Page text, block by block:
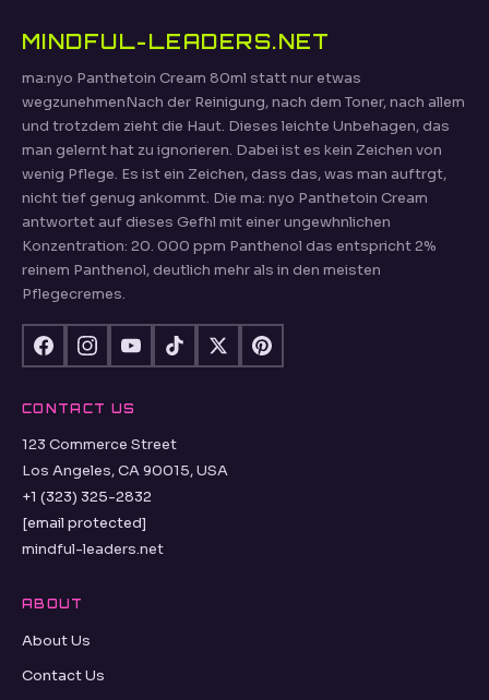
MINDFUL-LEADERS.NET
ma:nyo Panthetoin Cream 80ml statt nur etwas
wegzunehmenNach der Reinigung, nach dem Toner, nach allem
und trotzdem zieht die Haut. Dieses leichte Unbehagen, das
man gelernt hat zu ignorieren. Dabei ist es kein Zeichen von
wenig Pflege. Es ist ein Zeichen, dass das, was man auftrgt,
nicht tief genug ankommt. Die ma: nyo Panthetoin Cream
antwortet auf dieses Gefhl mit einer ungewhnlichen
Konzentration: 20. 000 ppm Panthenol das entspricht 2%
reinem Panthenol, deutlich mehr als in den meisten
Pflegecremes.
CONTACT US
123 Commerce Street
Los Angeles, CA 90015, USA
+1 (323) 325-2832
[email protected]
mindful-leaders.net
ABOUT
About Us
Contact Us